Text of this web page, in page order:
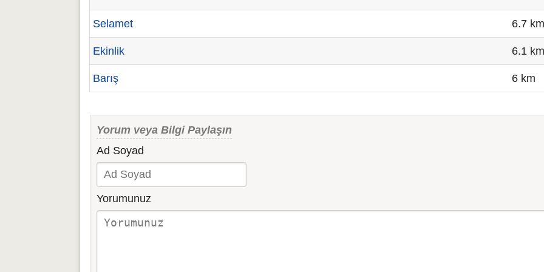
Selamet 6.7 km
Ekinlik 6.1 km
Barış 6 km
Yorum veya Bilgi Paylaşın
Ad Soyad
Yorumunuz